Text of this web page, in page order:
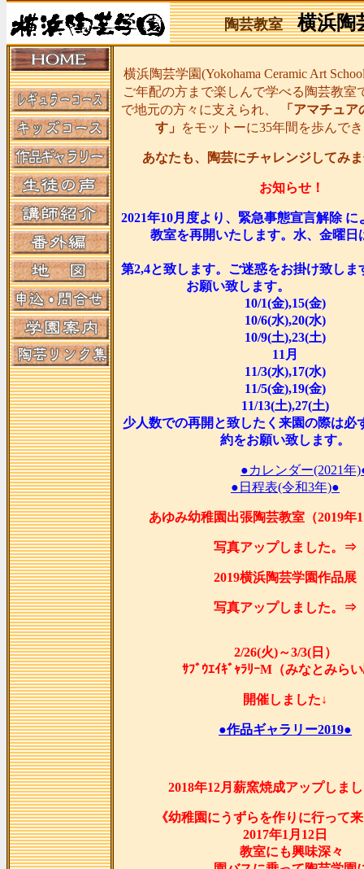
陶芸教室 横浜陶
横浜陶芸学園(Yokohama Ceramic Art
ご年配の方まで楽しんで学べる陶芸教室
で地元の方々に支えられ、
「アマチュ
す」
をモットーに35年間を歩んで
あなたも、陶芸にチャレンジしてみ
お知らせ！
2021年10月度より、緊急事態宣言解除 に
教室を再開いたします。水、金曜日
第2,4と致します。ご迷惑をお掛け致しま
お願い致します
10/1(金),15(金)
10/6(水),20(水)
10/9(土),23(土)
11月
11/3(水),17(水)
11/5(金),19(金)
11/13(土),27(土)
少人数での再開と致したく来園の際は必
約をお願い致します。
●カレンダー(2021年
●日程表(令和3年)●
あゆみ幼稚園出張陶芸教室（2019年
写真アップしました。⇒
2019横浜陶芸学園作品展
写真アップしました。⇒
2/26(火)～3/3(日）
ｻﾌﾞｳｴｲｷﾞｬﾗﾘｰM（みなとみら
開催しました↓
●作品ギャラリー2019●
2018年12月薪窯焼成アップしま
《幼稚園にうずらを作りに行って
2017年1月12日
教室にも興味深々